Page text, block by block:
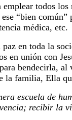
todos
“bien
médica, etc.
en toda la
en unión con
bendecirla,
la familia, Ella
escuela de
recibir la